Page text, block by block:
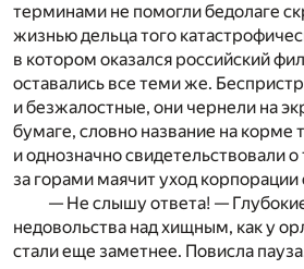
терминами не помогли бедолаге
жизнью дельца того
в котором оказался российский
оставались все теми же.
и безжалостные, они чернели на
бумаге, словно название на корме
и однозначно свидетельствовали
за горами маячит уход корпорации
— Не слышу ответа! —
недовольства над хищным, как у
стали еще заметнее. Повисла